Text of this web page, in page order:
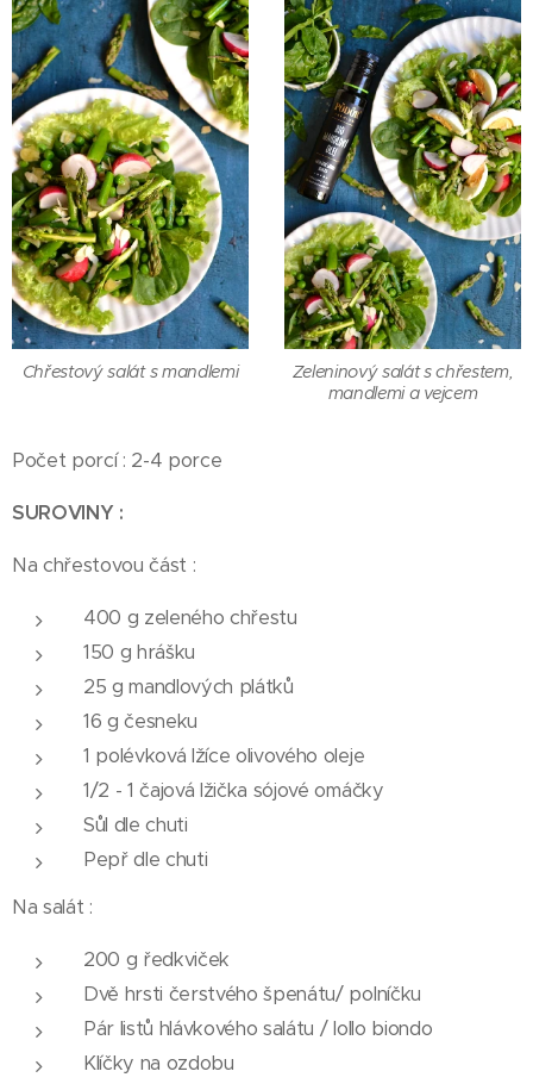
Chřestový salát s mandlemi
Zeleninový salát s chřestem,
mandlemi a vejcem
Počet porcí : 2-4 porce
SUROVINY :
Na chřestovou část :
400 g zeleného chřestu
150 g hrášku
25 g mandlových plátků
16 g česneku
1 polévková lžíce olivového oleje
1/2 - 1 čajová lžička sójové omáčky
Sůl dle chuti
Pepř dle chuti
Na salát :
200 g ředkviček
Dvě hrsti čerstvého špenátu/ polníčku
Pár listů hlávkového salátu / lollo biondo
Klíčky na ozdobu